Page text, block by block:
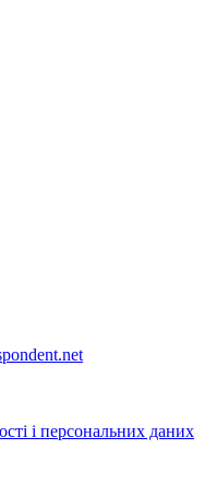
і персональних даних